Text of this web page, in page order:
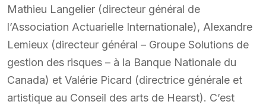
Mathieu Langelier (directeur général de
l’Association Actuarielle Internationale), Alexandre
Lemieux (directeur général – Groupe Solutions de
gestion des risques – à la Banque Nationale du
Canada) et Valérie Picard (directrice générale et
artistique au Conseil des arts de Hearst). C’est